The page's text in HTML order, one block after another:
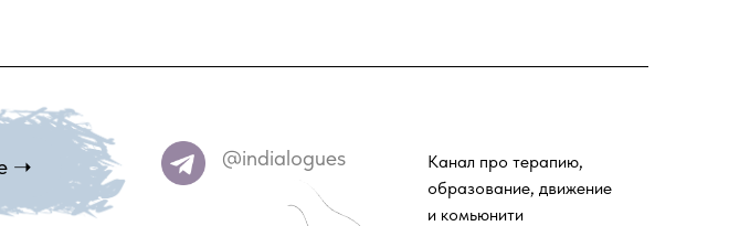
Канал про терапию,
образование, движение
и комьюнити
@indialogues
➝